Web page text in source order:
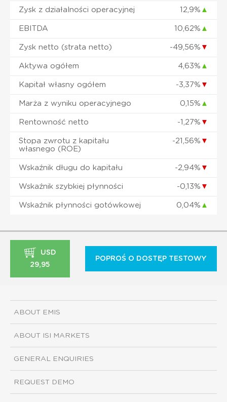
Zysk z działalności operacyjnej 12,9% ▲
EBITDA 10,62% ▲
Zysk netto (strata netto) -49,56% ▼
Aktywa ogółem 4,63% ▲
Kapitał własny ogółem -3,37% ▼
Marża z wyniku operacyjnego 0,15% ▲
Rentowność netto -1,27% ▼
Stopa zwrotu z kapitału
własnego (ROE)
-21,56% ▼
Wskaźnik długu do kapitału -2,94% ▼
Wskaźnik szybkiej płynności -0,13% ▼
Wskaźnik płynności gotówkowej 0,04% ▲
USD
29,95
POPROŚ O DOSTĘP TESTOWY
ABOUT EMIS
ABOUT ISI MARKETS
GENERAL ENQUIRIES
REQUEST DEMO